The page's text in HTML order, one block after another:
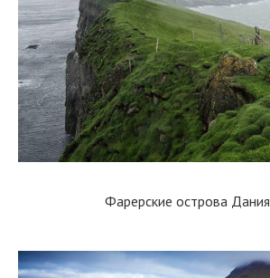
Фарерские острова Дания